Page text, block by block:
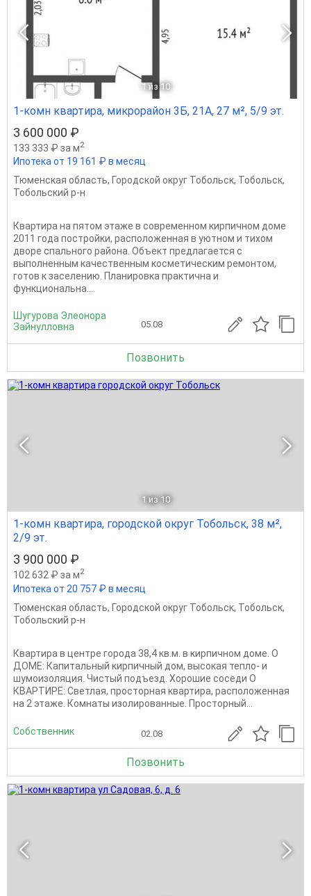
1 из 10
1-комн квартира, микрорайон 3Б, 21А, 27 м², 5/9 эт.
3 600 000 ₽
133 333 ₽ за м2
Ипотека от 19 161 ₽ в месяц
Тюменская область, Городской округ Тобольск, Тобольск,
Тобольский р-н
Квартира на пятом этаже в современном кирпичном доме
2011 года постройки, расположенная в уютном и тихом
дворе спального района. Объект предлагается с
выполненным качественным косметическим ремонтом,
готов к заселению. Планировка практична и
функциональна....
Шугурова Элеонора
Зайнулловна
05.08
Позвонить
1 из 10
1-комн квартира, городской округ Тобольск, 38 м²,
2/9 эт.
3 900 000 ₽
102 632 ₽ за м2
Ипотека от 20 757 ₽ в месяц
Тюменская область, Городской округ Тобольск, Тобольск,
Тобольский р-н
Квартира в центре города 38,4 кв.м. в кирпичном доме. О
ДОМЕ: Капитальный кирпичный дом, высокая тепло- и
шумоизоляция. Чистый подъезд. Хорошие соседи О
КВАРТИРЕ: Светлая, просторная квартира, расположенная
на 2 этаже. Комнаты изолированные. Просторный...
Собственник 02.08
Позвонить